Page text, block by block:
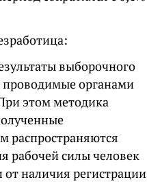
выборочного
проводимые органами
этом методика
распространяются
рабочей силы человек
от наличия регистрации